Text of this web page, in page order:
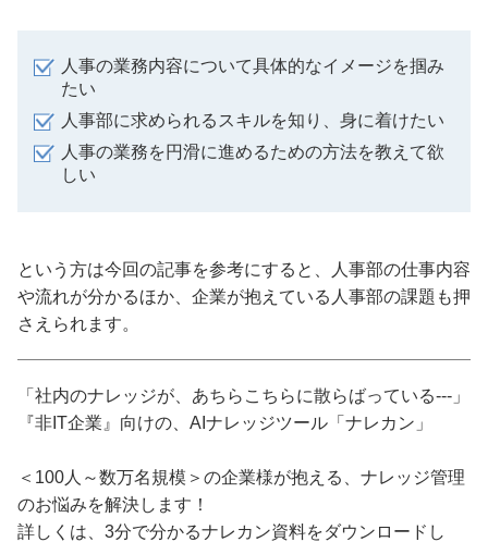
人事の業務内容について具体的なイメージを掴み
たい
人事部に求められるスキルを知り、身に着けたい
人事の業務を円滑に進めるための方法を教えて欲
しい
という方は今回の記事を参考にすると、人事部の仕事内容
や流れが分かるほか、企業が抱えている人事部の課題も押
さえられます。
「社内のナレッジが、あちらこちらに散らばっている---」
『非IT企業』向けの、AIナレッジツール「ナレカン」
＜100人～数万名規模＞の企業様が抱える、ナレッジ管理
のお悩みを解決します！
詳しくは、3分で分かるナレカン資料をダウンロードし